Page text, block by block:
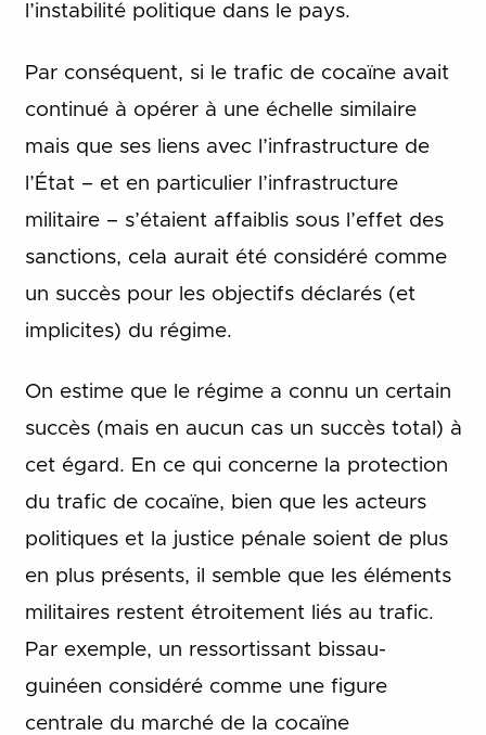
l’instabilité politique dans le pays.
Par conséquent, si le trafic de cocaïne avait
continué à opérer à une échelle similaire
mais que ses liens avec l’infrastructure de
l’État – et en particulier l’infrastructure
militaire – s’étaient affaiblis sous l’effet des
sanctions, cela aurait été considéré comme
un succès pour les objectifs déclarés (et
implicites) du régime.
On estime que le régime a connu un certain
succès (mais en aucun cas un succès total) à
cet égard. En ce qui concerne la protection
du trafic de cocaïne, bien que les acteurs
politiques et la justice pénale soient de plus
en plus présents, il semble que les éléments
militaires restent étroitement liés au trafic.
Par exemple, un ressortissant bissau-
guinéen considéré comme une figure
centrale du marché de la cocaïne